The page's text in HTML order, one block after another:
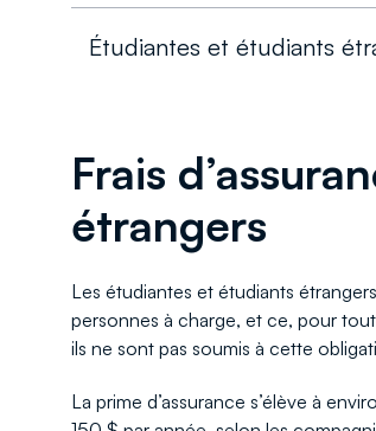
Étudiantes et étudiants
Frais
étrangers
Les étudiantes et étudiants
personnes à charge, et ce, pour
ils ne sont pas soumis à cette
La prime d’assurance s’élève à